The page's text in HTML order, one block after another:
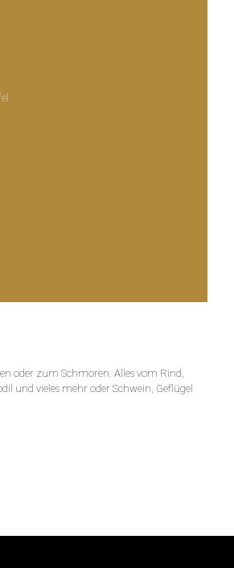
oder zum Schmoren. Alles vom Rind,
und vieles mehr oder Schwein, Geflügel